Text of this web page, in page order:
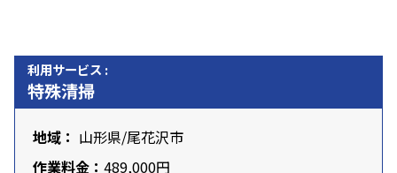
利用サービス :
特殊清掃
地域： 山形県/尾花沢市
作業料金： 489,000円